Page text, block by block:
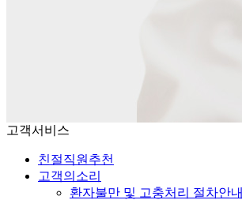
고객서비스
친절직원추천
고객의소리
환자불만 및 고충처리 절차안내